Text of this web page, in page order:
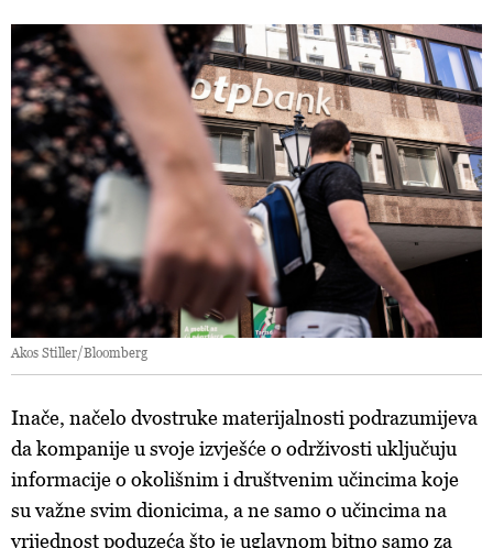
Akos Stiller/Bloomberg
Inače, načelo dvostruke materijalnosti podrazumijeva
da kompanije u svoje izvješće o održivosti uključuju
informacije o okolišnim i društvenim učincima koje
su važne svim dionicima, a ne samo o učincima na
vrijednost poduzeća što je uglavnom bitno samo za